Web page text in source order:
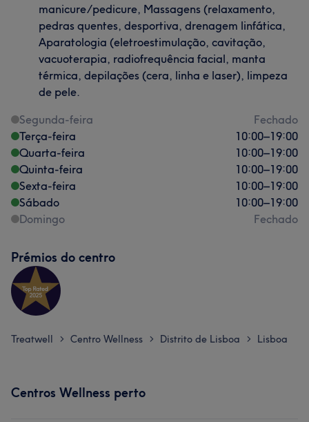
manicure/pedicure, Massagens (relaxamento,
pedras quentes, desportiva, drenagem linfática,
Aparatologia (eletroestimulação, cavitação,
vacuoterapia, radiofrequência facial, manta
térmica, depilações (cera, linha e laser), limpeza
de pele.
Segunda-feira
Fechado
Terça-feira
10:00–19:00
Quarta-feira
10:00–19:00
Quinta-feira
10:00–19:00
Sexta-feira
10:00–19:00
Sábado
10:00–19:00
Domingo
Fechado
Prémios do centro
Treatwell > Centro Wellness > Distrito de Lisboa > Lisboa
Centros Wellness perto